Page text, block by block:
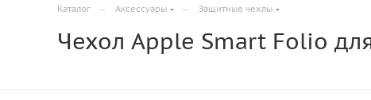
Каталог — Аксессуары — Защитные чехлы
Чехол Apple Smart Folio